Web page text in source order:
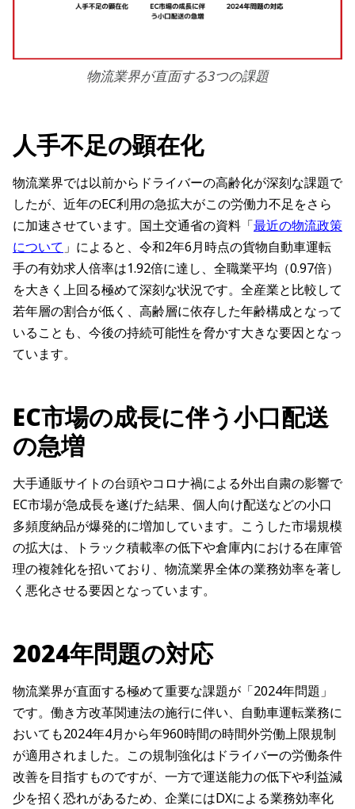
物流業界が直面する3つの課題
人手不足の顕在化
物流業界では以前からドライバーの高齢化が深刻な課題で
したが、近年のEC利用の急拡大がこの労働力不足をさら
に加速させています。国土交通省の資料「最近の物流政策
について 」によると、令和2年6月時点の貨物自動車運転
手の有効求人倍率は1.92倍に達し、全職業平均（0.97倍）
を大きく上回る極めて深刻な状況です。全産業と比較して
若年層の割合が低く、高齢層に依存した年齢構成となって
いることも、今後の持続可能性を脅かす大きな要因となっ
ています。
EC市場の成長に伴う小口配送
の急増
大手通販サイトの台頭やコロナ禍による外出自粛の影響で
EC市場が急成長を遂げた結果、個人向け配送などの小口
多頻度納品が爆発的に増加しています。こうした市場規模
の拡大は、トラック積載率の低下や倉庫内における在庫管
理の複雑化を招いており、物流業界全体の業務効率を著し
く悪化させる要因となっています。
2024年問題の対応
物流業界が直面する極めて重要な課題が「2024年問題」
です。働き方改革関連法の施行に伴い、自動車運転業務に
おいても2024年4月から年960時間の時間外労働上限規制
が適用されました。この規制強化はドライバーの労働条件
改善を目指すものですが、一方で運送能力の低下や利益減
少を招く恐れがあるため、企業にはDXによる業務効率化